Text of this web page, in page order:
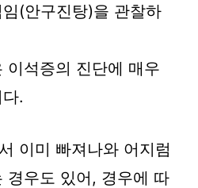
(안구진탕)을 관찰하
이석증의 진단에 매우
.
이미 빠져나와 어지럼
경우도 있어, 경우에 따